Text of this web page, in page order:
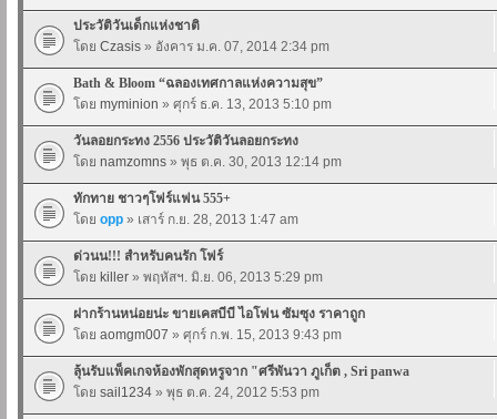
ประวัติวันเด็กแห่งชาติ
โดย Czasis » อังคาร ม.ค. 07, 2014 2:34 pm
Bath & Bloom “ฉลองเทศกาลแห่งความสุข”
โดย myminion » ศุกร์ ธ.ค. 13, 2013 5:10 pm
วันลอยกระทง 2556 ประวัติวันลอยกระทง
โดย namzomns » พุธ ต.ค. 30, 2013 12:14 pm
ทักทาย ชาวๆโฟร์แฟน 555+
โดย opp » เสาร์ ก.ย. 28, 2013 1:47 am
ด่วนน!!! สำหรับคนรัก โฟร์
โดย killer » พฤหัสฯ. มิ.ย. 06, 2013 5:29 pm
ฝากร้านหน่อยน่ะ ขายเคสบีบี ไอโฟน ซัมซุง ราคาถูก
โดย aomgm007 » ศุกร์ ก.พ. 15, 2013 9:43 pm
ลุ้นรับแพ็คเกจห้องพักสุดหรูจาก "ศรีพันวา ภูเก็ต , Sri panwa
โดย sail1234 » พุธ ต.ค. 24, 2012 5:53 pm